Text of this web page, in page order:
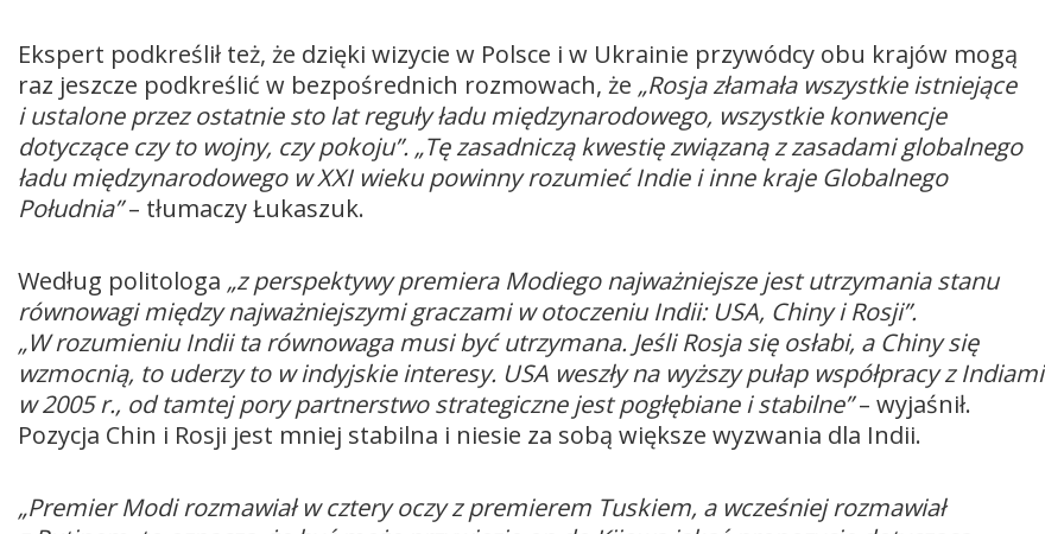
Ekspert podkreślił też, że dzięki wizycie w Polsce i w Ukrainie przywódcy obu krajów mogą
raz jeszcze podkreślić w bezpośrednich rozmowach, że „Rosja złamała wszystkie istniejące
i ustalone przez ostatnie sto lat reguły ładu międzynarodowego, wszystkie konwencje
dotyczące czy to wojny, czy pokoju”. „Tę zasadniczą kwestię związaną z zasadami globalnego
ładu międzynarodowego w XXI wieku powinny rozumieć Indie i inne kraje Globalnego
Południa”– tłumaczy Łukaszuk.
Według politologa „z perspektywy premiera Modiego najważniejsze jest utrzymania stanu
równowagi między najważniejszymi graczami w otoczeniu Indii: USA, Chiny i Rosji”.
„W rozumieniu Indii ta równowaga musi być utrzymana. Jeśli Rosja się osłabi, a Chiny się
wzmocnią, to uderzy to w indyjskie interesy. USA weszły na wyższy pułap współpracy z Indiami
w 2005 r., od tamtej pory partnerstwo strategiczne jest pogłębiane i stabilne”– wyjaśnił.
Pozycja Chin i Rosji jest mniej stabilna i niesie za sobą większe wyzwania dla Indii.
„Premier Modi rozmawiał w cztery oczy z premierem Tuskiem, a wcześniej rozmawiał